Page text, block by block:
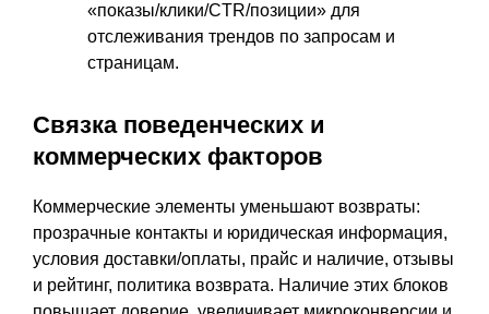
«показы/клики/CTR/позиции» для
отслеживания трендов по запросам и
страницам.
Связка поведенческих и
коммерческих факторов
Коммерческие элементы уменьшают возвраты:
прозрачные контакты и юридическая информация,
условия доставки/оплаты, прайс и наличие, отзывы
и рейтинг, политика возврата. Наличие этих блоков